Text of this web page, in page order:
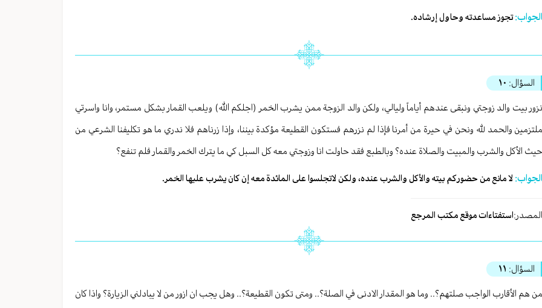
الجواب:تجوز مساعدته وحاول إرشاده.
السؤال: ١٠
نزور بيت والد زوجتي ونبقى عندهم أياماً وليالي، ولكن والد الزوجة ممن يشرب الخمر (اجلكم الله) ويلعب القمار بشكل مستمر، وانا واسرتي
ملتزمين والحمد لله ونحن في حيرة من أمرنا فإذا لم نزرهم فستكون القطيعة مؤكدة بيننا، وإذا زرناهم فلا ندري ما هو تكليفنا الشرعي من
حيث الأكل والشرب والمبيت والصلاة عنده؟ وبالطبع فقد حاولت انا وزوجتي معه كل السبل كي ما يترك الخمر والقمار فلم تنفع؟
الجواب: لا مانع من حضوركم بيته والأكل والشرب عنده، ولكن لاتجلسوا على المائدة معه إن كان يشرب عليها الخمر.
المصدر:استفتاءات موقع مكتب المرجع
السؤال: ١١
من هم الأقارب الواجب صلتهم؟.. وما هو المقدار الادنى في الصلة؟.. ومتى تكون القطيعة؟.. وهل يجب ان ازور من لا يبادلني الزيارة؟ واذا كان